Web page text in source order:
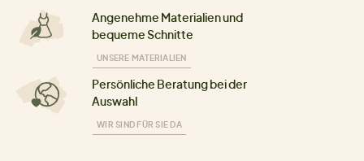
Angenehme Materialien und
bequeme Schnitte
UNSERE MATERIALIEN
Persönliche Beratung bei der
Auswahl
WIR SIND FÜR SIE DA